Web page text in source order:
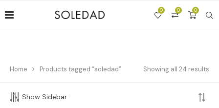
0
0
0
Home Products tagged “soledad” Showing all 24 results
Show Sidebar